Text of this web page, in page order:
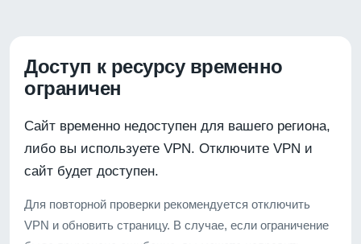
Доступ к ресурсу временно
ограничен
Сайт временно недоступен для вашего региона,
либо вы используете VPN. Отключите VPN и
сайт будет доступен.
Для повторной проверки рекомендуется отключить
VPN и обновить страницу. В случае, если ограничение